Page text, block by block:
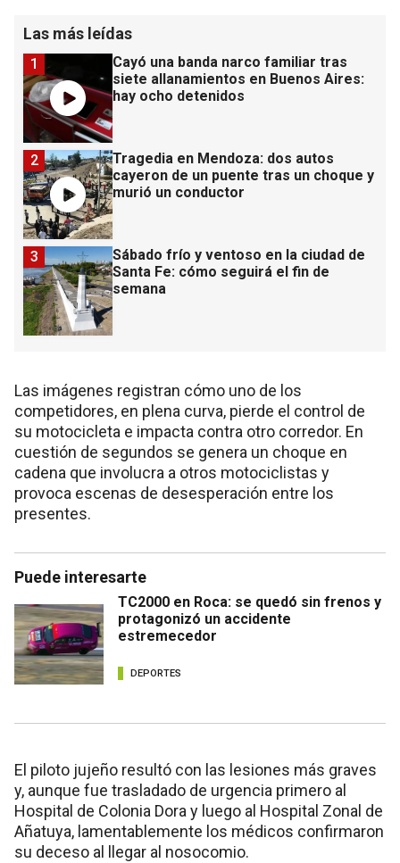
Las más leídas
Cayó una banda narco familiar tras
siete allanamientos en Buenos Aires:
hay ocho detenidos
1
Tragedia en Mendoza: dos autos
cayeron de un puente tras un choque y
murió un conductor
2
Sábado frío y ventoso en la ciudad de
Santa Fe: cómo seguirá el fin de
semana
3
Las imágenes registran cómo uno de los
competidores, en plena curva, pierde el control de
su motocicleta e impacta contra otro corredor. En
cuestión de segundos se genera un choque en
cadena que involucra a otros motociclistas y
provoca escenas de desesperación entre los
presentes.
Puede interesarte
TC2000 en Roca: se quedó sin frenos y
protagonizó un accidente
estremecedor
DEPORTES
El piloto jujeño resultó con las lesiones más graves
y, aunque fue trasladado de urgencia primero al
Hospital de Colonia Dora y luego al Hospital Zonal de
Añatuya, lamentablemente los médicos confirmaron
su deceso al llegar al nosocomio.